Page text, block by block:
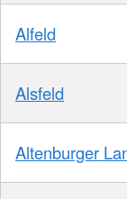
Alfeld
Alsfeld
Altenburger